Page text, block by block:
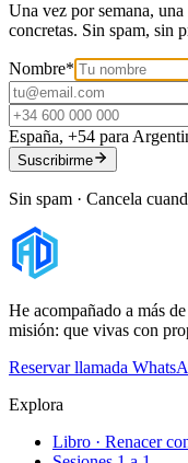
Una vez por semana,
concretas. Sin spam, sin
Nombre*
España, +54 para
Suscribirme
Sin spam · Cancela
He acompañado a más
misión: que vivas con
Reservar llamada
Explora
Libro · Renacer